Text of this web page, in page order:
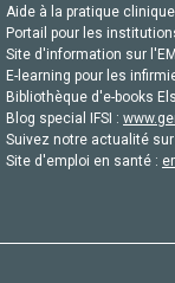
Aide à la pratique
Portail pour les
Site d'information sur
E-learning pour les
Bibliothèque d'e-books
Blog special IFSI :
Suivez notre actualité
Site d'emploi en santé :